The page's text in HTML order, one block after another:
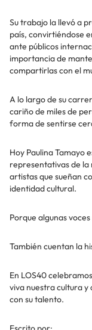
Su trabajo la llevó a
país, convirtiéndose
ante públicos
importancia de
compartirlas con el
A lo largo de su
cariño de miles de
forma de sentirse
Hoy Paulina Tamayo
representativas de
artistas que sueñan
identidad cultural.
Porque algunas
También cuentan la
En LOS40
viva nuestra cultura y
con su talento.